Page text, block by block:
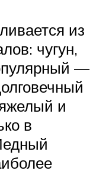
из
чугун,
—
и
в